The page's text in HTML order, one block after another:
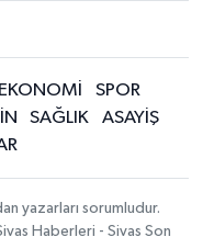
EKONOMİ
SPOR
SAĞLIK
ASAYİŞ
yazarları sorumludur.
Haberleri - Sivas Son